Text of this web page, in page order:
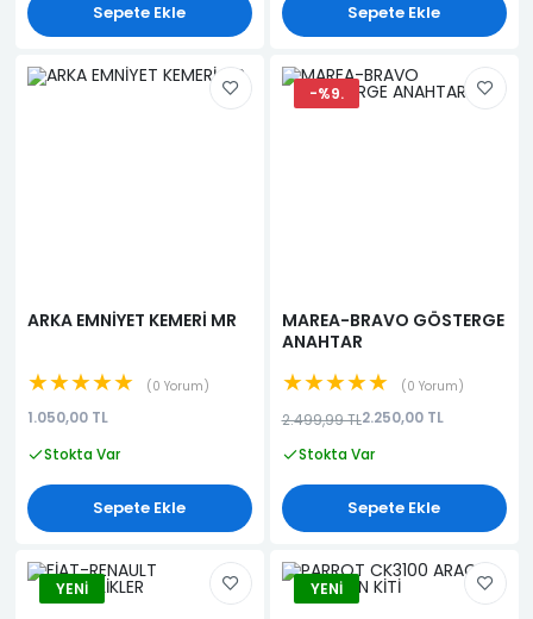
Sepete Ekle Sepete Ekle
ARKA EMNİYET KEMERİ MR
★★★★★ 0 Yorum
1.050,00 TL
Stokta Var
Sepete Ekle
-%9.
MAREA-BRAVO GÖSTERGE
ANAHTAR
★★★★★ 0 Yorum
2.499,99 TL2.250,00 TL
Stokta Var
Sepete Ekle
YENI YENI